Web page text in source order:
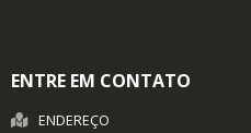
ENTRE EM CONTATO
ENDEREÇO